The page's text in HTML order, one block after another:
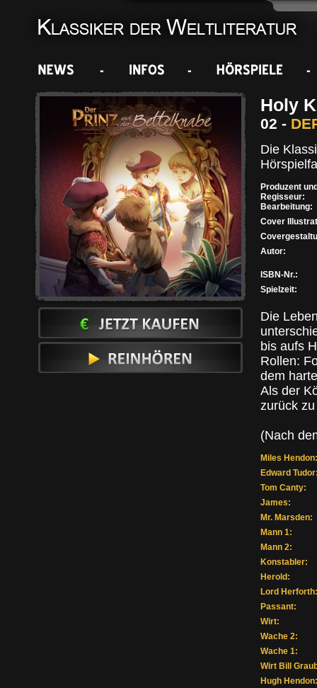
Holy
02 -
Die
Produzent
Regisseur:
Bearbeitung:
Cover
Autor:
ISBN-Nr.:
Spielzeit:
Die
bis aufs
Rollen:
dem
Als der
zurück
(Nach
Miles Hendon:
Edward
Tom Canty:
James:
Mr. Marsden:
Mann 1:
Mann 2:
Konstabler:
Herold:
Lord Herforth:
Passant:
Wirt:
Wache 2:
Wache 1:
Wirt Bill
Hugh Hendon: